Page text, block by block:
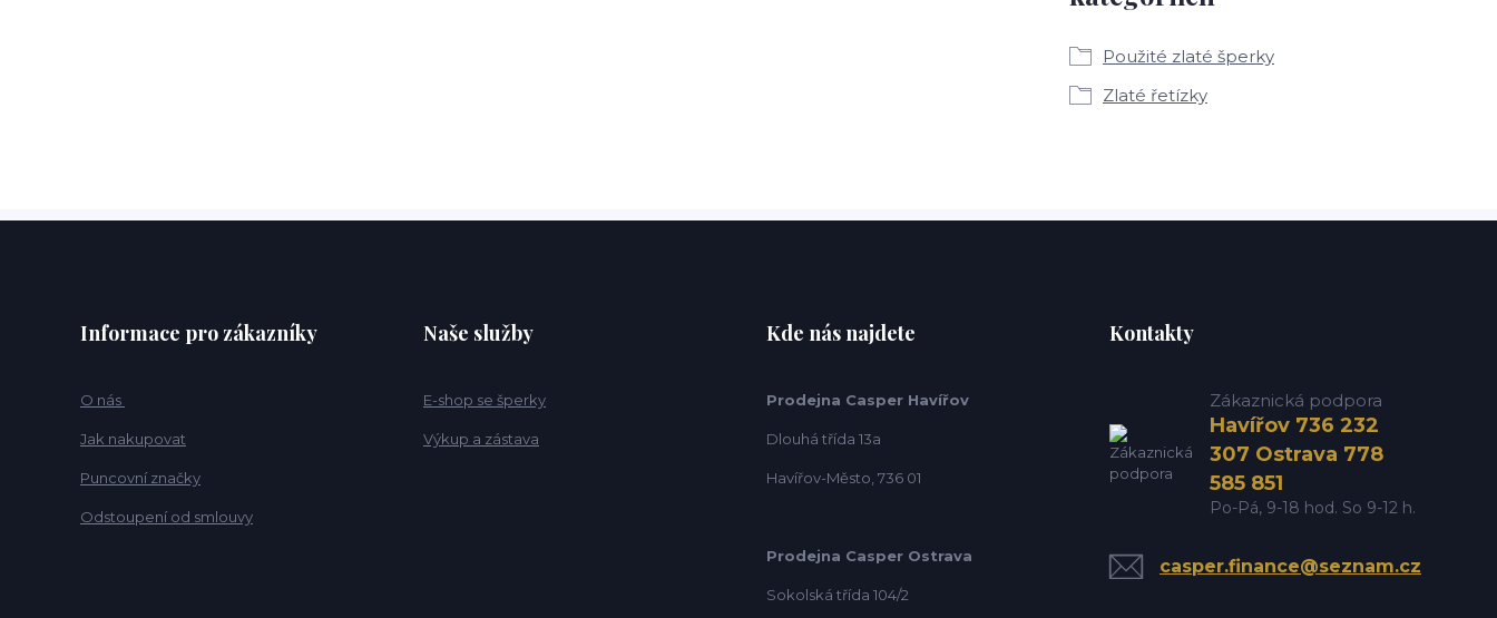
Použité zlaté šperky
Zlaté řetízky
Informace pro zákazníky
O nás
Jak nakupovat
Puncovní značky
Odstoupení od smlouvy
Naše služby
E-shop se šperky
Výkup a zástava
Kde nás najdete
Prodejna Casper Havířov
Dlouhá třída 13a
Havířov-Město, 736 01
Prodejna Casper Ostrava
Sokolská třída 104/2
Kontakty
Zákaznická podpora
Havířov 736 232
307 Ostrava 778
585 851
Po-Pá, 9-18 hod. So 9-12 h.
casper.finance@seznam.cz